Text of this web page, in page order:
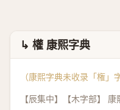
↳ 權 康熙字典
（康熙字典未收录「権」
【辰集中】【木字部】